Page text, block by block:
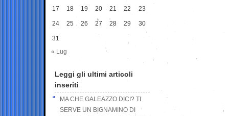
17 18 19 20 21 22 23
24 25 26 27 28 29 30
31
« Lug
Leggi gli ultimi articoli
inseriti
MA CHE GALEAZZO DICI? TI
SERVE UN BIGNAMINO DI